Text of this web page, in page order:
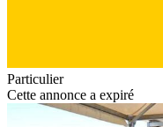
Particulier
Cette annonce a expiré